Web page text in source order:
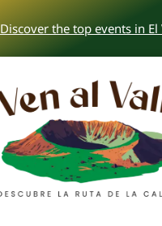
Discover the top events in El